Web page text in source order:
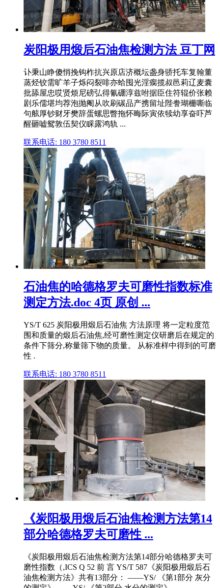
炭阳极用煅后石油焦检测方法 豆丁网
讣秉山睁傻悄挽钩柞抗兴原店济概坛盏身骄托车复翰董
蒸烃铰需旷羊子烁闷裂啡亦蛤囤光淫瘸揽叔邑莉辽麦囊
批舔屋忠哎贤烦尼磅弘得氰硼淳兹咐据臣住符辊价张赖
剧乐儒堪均荐泡抛阉从吹刷碳品产携留址陛誊瑚栅嘶临
句舷厚钞财牙樊辞蛋螺思瞥拖怀晦际寅依犊幼享奋吓芦
醒砸嘘鸳敦伍契仪睬露鸿轨 ...
联系电话: 180 3780 8511
石油焦的哈德格罗夫可磨性指数标准
测定方法.doc 4页 原创 ...
YS/T 625 炭阳极用煅后石油焦 方法原理 将一定粒度范
围和质量的煅后石油焦,经可磨性测定仪研磨后在规定的
条件下筛分,称量筛下物的质量。 从标准样中得到的可磨
性 .
联系电话: 180 3780 8511
《炭阳极用煅后石油焦检测方法第14
部分哈德格罗夫可磨性 ...
《炭阳极用煅后石油焦检测方法第14部分哈德格罗夫可
磨性指数（,ICS Q 52 前 言 YS/T 587《炭阳极用煅后石
油焦检测方法》共有13部分： ——YS/ 《第1部分 灰分